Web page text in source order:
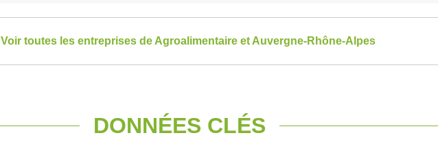
Voir toutes les entreprises de Agroalimentaire et Auvergne-Rhône-Alpes
DONNÉES CLÉS